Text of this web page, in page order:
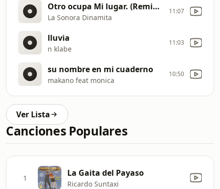
Otro ocupa Mi lugar. (Remixes. Cumbia)
La Sonora Dinamita
11:07
lluvia
n klabe
11:03
su nombre en mi cuaderno
makano feat monica
10:50
Ver Lista
Canciones Populares
1 La Gaita del Payaso
Ricardo Suntaxi